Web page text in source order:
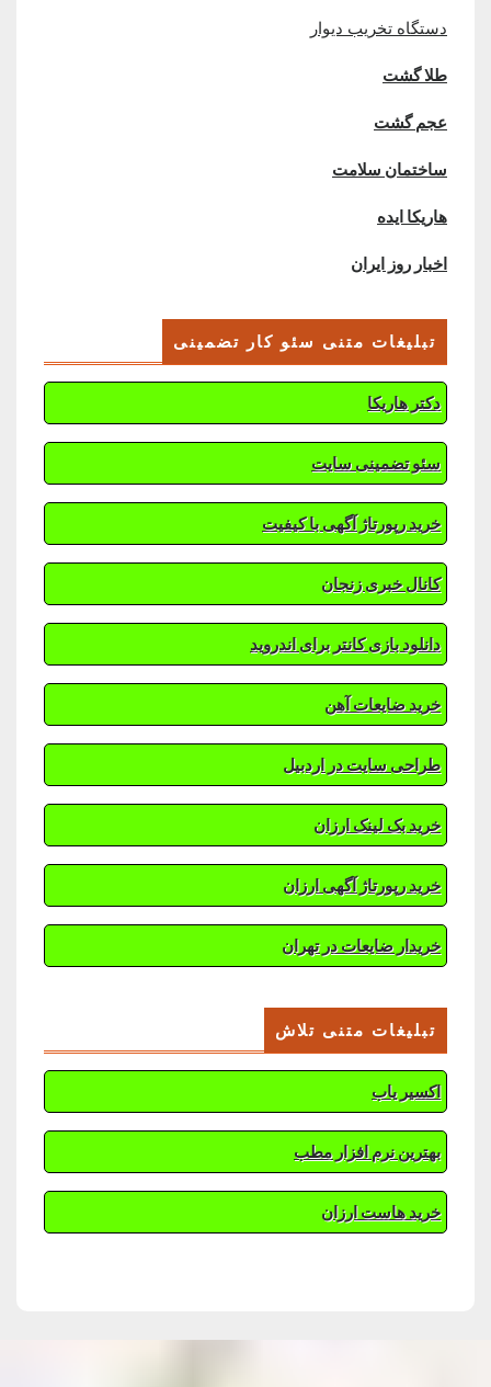
دستگاه تخریب دیوار
طلا گشت
عجم گشت
ساختمان سلامت
هاریکا ایده
اخبار روز ایران
تبلیغات متنی سئو کار تضمینی
دکتر هاریکا
سئو تضمینی سایت
خرید رپورتاژ آگهی با کیفیت
کانال خبری زنجان
دانلود بازی کانتر برای اندروید
خرید ضایعات آهن
طراحی سایت در اردبیل
خرید بک لینک ارزان
خرید رپورتاژ آگهی ارزان
خریدار ضایعات در تهران
تبلیغات متنی تلاش
اکسیر یاب
بهترین نرم افزار مطب
خرید هاست ارزان